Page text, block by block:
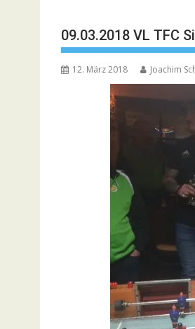
09.03.2018 VL TFC
12. März 2018 Joachim